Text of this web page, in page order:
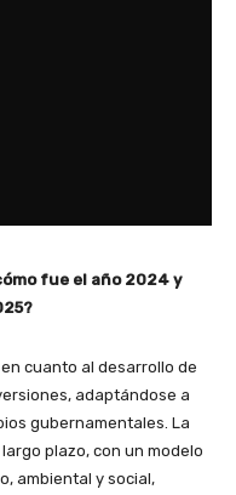
fue el año 2024 y
cuanto al desarrollo de
adaptándose a
gubernamentales. La
plazo, con un modelo
ambiental y social,